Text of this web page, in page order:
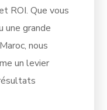
ROI. Que vous
une grande
nous
un levier